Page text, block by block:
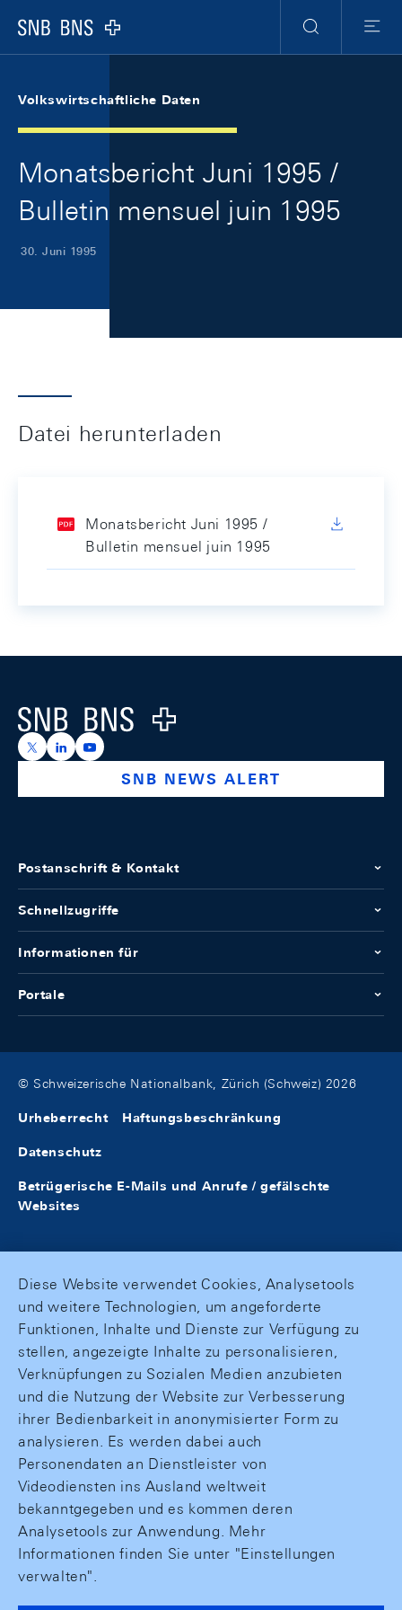
Logo
Suche
Menu
Volkswirtschaftliche Daten
Monatsbericht Juni 1995 /
Bulletin mensuel juin 1995
30. Juni 1995
Datei herunterladen
Monatsbericht Juni 1995 /
Bulletin mensuel juin 1995
Logo
https://x.com/snb_bns
https://ch.linkedin.com/company/swiss-national-
https://www.youtube.com/@swissnationalbank
SNB NEWS ALERT
Postanschrift & Kontakt
Schnellzugriffe
Informationen für
Portale
© Schweizerische Nationalbank, Zürich (Schweiz) 2026
Urheberrecht Haftungsbeschränkung
Datenschutz
Betrügerische E-Mails und Anrufe / gefälschte
Websites
Diese Website verwendet Cookies, Analysetools
und weitere Technologien, um angeforderte
Funktionen, Inhalte und Dienste zur Verfügung zu
stellen, angezeigte Inhalte zu personalisieren,
Verknüpfungen zu Sozialen Medien anzubieten
und die Nutzung der Website zur Verbesserung
ihrer Bedienbarkeit in anonymisierter Form zu
analysieren. Es werden dabei auch
Personendaten an Dienstleister von
Videodiensten ins Ausland weltweit
bekanntgegeben und es kommen deren
Analysetools zur Anwendung. Mehr
Informationen finden Sie unter "Einstellungen
verwalten".